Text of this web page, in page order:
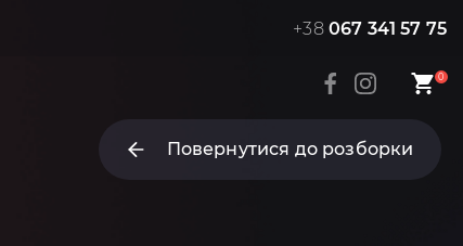
+38 067 341 57 75
0
Повернутися до розборки